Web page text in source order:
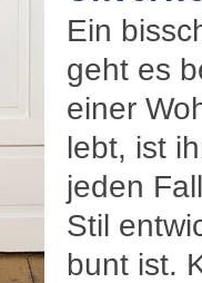
Ein
geht es
einer
lebt, ist
jeden
Stil
bunt ist.